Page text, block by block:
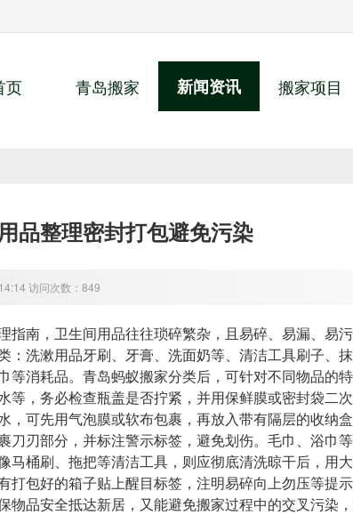
搬家项目
新闻资讯
青岛搬家
页
品整理密封打包避免污染
访问次数：849
指南，卫生间用品往往琐碎繁杂，且易碎、易漏、易
：洗漱用品牙刷、牙膏、洗面奶等、清洁工具刷子、
等消耗品。青岛蚂蚁搬家分类后，可针对不同物品的
等，务必检查瓶盖是否拧紧，并用保鲜膜或密封袋二
，可先用气泡膜或软布包裹，再放入带有隔层的收纳
刀刃部分，并标注警示标签，避免划伤。毛巾、浴巾
马桶刷、拖把等清洁工具，则应彻底清洗晾干后，用
打包好的箱子贴上醒目标签，注明易碎向上勿压等提
物品安全抵达新居，又能避免搬家过程中的交叉污染